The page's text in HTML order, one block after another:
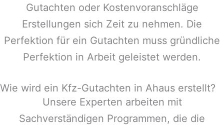
Gutachten oder Kostenvoranschläge
Erstellungen sich Zeit zu nehmen. Die
Perfektion für ein Gutachten muss gründliche
Perfektion in Arbeit geleistet werden.
Wie wird ein Kfz-Gutachten in Ahaus erstellt?
Unsere Experten arbeiten mit
Sachverständigen Programmen, die die